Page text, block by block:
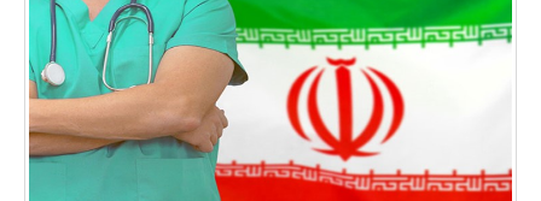
بانک، بیمه و سرمایه
مسکن و ساختمان